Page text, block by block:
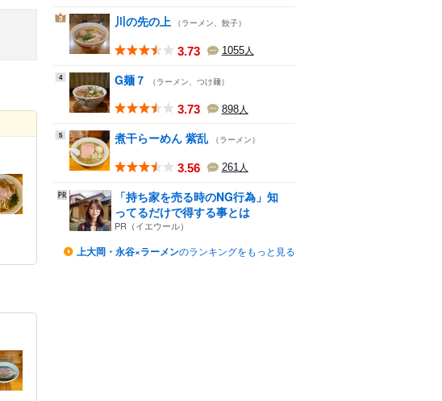
3 川の先の上 （ラーメン、餃子）
3.73 1055人
4 G麺７ （ラーメン、つけ麺）
3.73 898人
5 煮干らーめん 紫乱 （ラーメン）
3.56 261人
「持ち家を売る時のNG行為」知
ってるだけで得する事とは
PR（イエウール）
上大岡・永谷×ラーメンのランキングをもっと見る